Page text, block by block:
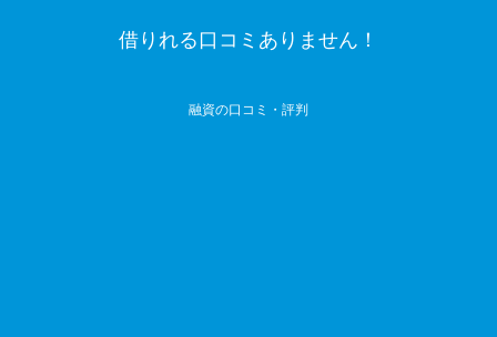
借りれる口コミありません！
融資の口コミ・評判